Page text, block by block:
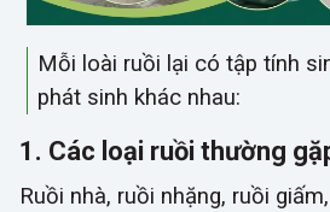
Mỗi loài ruồi lại có tập tính
phát sinh khác nhau:
1. Các loại ruồi thường
Ruồi nhà, ruồi nhặng, ruồi